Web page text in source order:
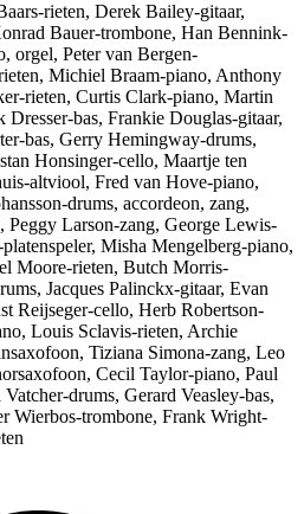
rieten, Derek Bailey-gitaar,
Bauer-trombone, Han Bennink-
orgel, Peter van Bergen-
Michiel Braam-piano, Anthony
rieten, Curtis Clark-piano, Martin
bas, Frankie Douglas-gitaar,
bas, Gerry Hemingway-drums,
Honsinger-cello, Maartje ten
altviool, Fred van Hove-piano,
drums, accordeon, zang,
Peggy Larson-zang, George Lewis-
Misha Mengelberg-piano,
Moore-rieten, Butch Morris-
Jacques Palinckx-gitaar, Evan
Reijseger-cello, Herb Robertson-
Louis Sclavis-rieten, Archie
Tiziana Simona-zang, Leo
Cecil Taylor-piano, Paul
drums, Gerard Veasley-bas,
Wierbos-trombone, Frank Wright-